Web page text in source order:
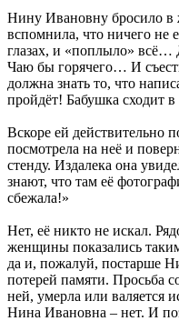
Нину Ивановну бросило в
вспомнила, что ничего не
глазах, и «поплыло» всё…
Чаю бы горячего… И
должна знать то, что
пройдёт! Бабушка сходит
Вскоре ей действительно
посмотрела на неё и
стенду. Издалека она
знают, что там её
сбежала!»
Нет, её никто не искал.
женщины показались
да и, пожалуй, постарше
потерей памяти. Просьба
ней, умерла или валяется
Нина Ивановна – нет. И